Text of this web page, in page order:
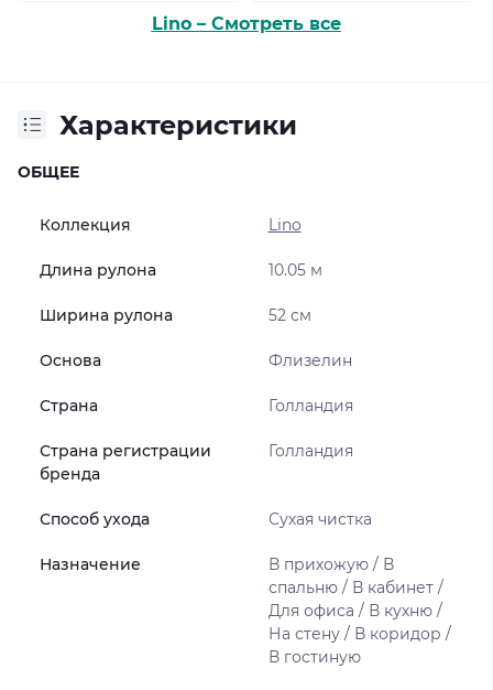
Lino – Смотреть все
Характеристики
ОБЩЕЕ
Коллекция Lino
Длина рулона 10.05 м
Ширина рулона 52 см
Основа Флизелин
Страна Голландия
Страна регистрации
бренда
Голландия
Способ ухода Сухая чистка
Назначение
В прихожую / В
спальню / В кабинет /
Для офиса / В кухню /
На стену / В коридор /
В гостиную